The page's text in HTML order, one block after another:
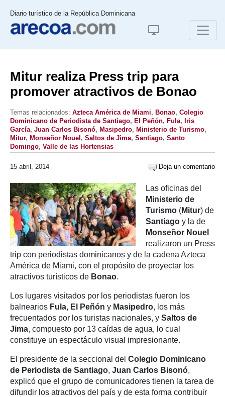
Diario turístico de la República Dominicana
Mitur realiza Press trip para
promover atractivos de Bonao
Temas relacionados: Azteca América de Miami, Bonao, Colegio
Dominicano de Periodista de Santiago, El Peñón, Fula, Iris
García, Juan Carlos Bisonó, Masipedro, Ministerio de Turismo,
Mitur, Monseñor Nouel , Saltos de Jima, Santiago, Santo
Domingo, Valle de las Hortensias
15 abril, 2014 Deja un comentario
Las oficinas del
Ministerio de
Turismo (Mitur) de
Santiago y la de
Monseñor Nouel
realizaron un Press
trip con periodistas dominicanos y de la cadena Azteca
América de Miami, con el propósito de proyectar los
atractivos turísticos de Bonao.
Los lugares visitados por los periodistas fueron los
balnearios Fula, El Peñón y Masipedro, los más
frecuentados por los turistas nacionales, y Saltos de
Jima, compuesto por 13 caídas de agua, lo cual
constituye un espectáculo visual impresionante.
El presidente de la seccional del Colegio Dominicano
de Periodista de Santiago, Juan Carlos Bisonó,
explicó que el grupo de comunicadores tienen la tarea de
difundir los atractivos del país y de esta forma contribuir